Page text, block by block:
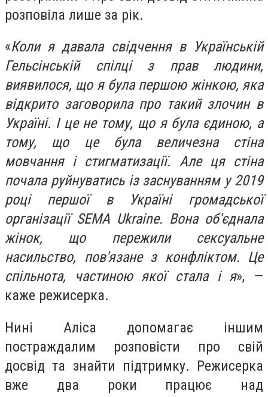
розповіла лише за рік.
«Коли я давала свідчення в Українській
Гельсінській спілці з прав людини,
виявилося, що я була першою жінкою, яка
відкрито заговорила про такий злочин в
Україні. І це не тому, що я була єдиною, а
тому, що це була величезна стіна
мовчання і стигматизації. Але ця стіна
почала руйнуватись із заснуванням у 2019
році першої в Україні громадської
організації SEMA Ukraine. Вона об'єднала
жінок, що пережили сексуальне
насильство, пов'язане з конфліктом. Це
спільнота, частиною якої стала і я», —
каже режисерка.
Нині Аліса допомагає іншим
постраждалим розповісти про свій
досвід та знайти підтримку. Режисерка
вже два роки працює над